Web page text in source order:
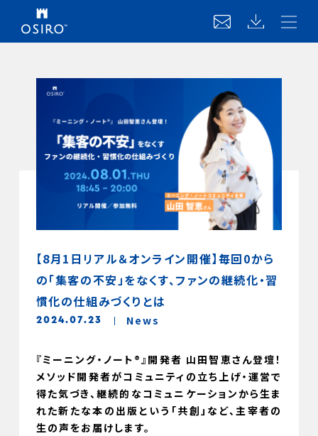
【8月1日リアル＆オンライン開催】毎回0から
の「集客の不安」をなくす、ファンの継続化・習
慣化の仕組みづくりとは
2024.07.23 News
『ミーニング・ノート®』開発者 山田智恵さん登壇！
メソッド開発者がコミュニティの立ち上げ・運営で
得た気づき、継続的なコミュニケーションから生ま
れた新たな本の出版という「共創」など、主宰者の
生の声をお届けします。